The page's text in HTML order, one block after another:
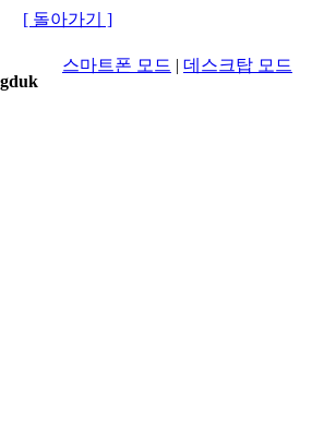
[ 돌아가기 ]
스마트폰 모드 | 데스크탑 모드